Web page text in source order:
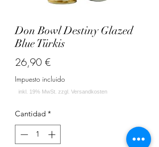
Don Bowl Destiny Glazed
Blue Türkis
26,90 €Precio
Impuesto incluido
Cantidad *